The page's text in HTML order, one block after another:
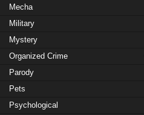
Mecha
Military
Mystery
Organized Crime
Parody
Pets
Psychological